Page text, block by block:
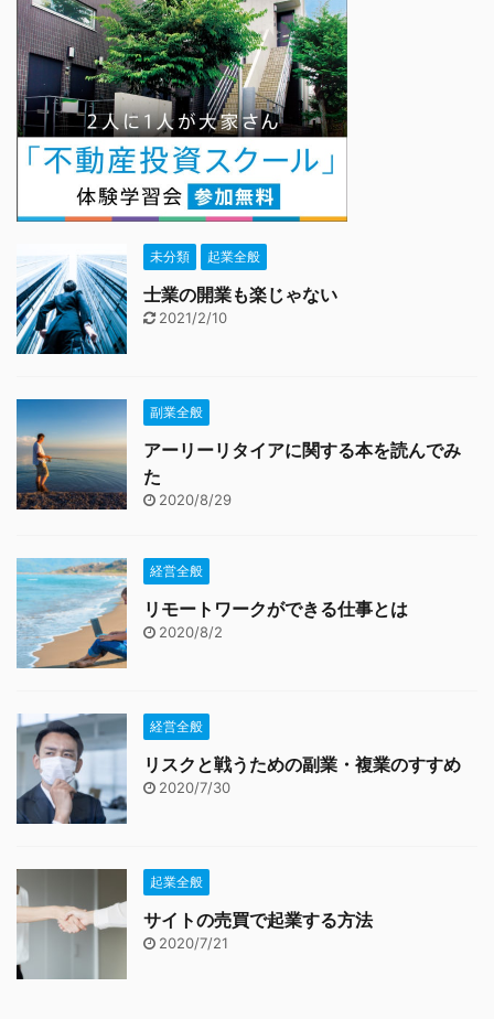
未分類 起業全般
士業の開業も楽じゃない
2021/2/10
副業全般
アーリーリタイアに関する本を読んでみ
た
2020/8/29
経営全般
リモートワークができる仕事とは
2020/8/2
経営全般
リスクと戦うための副業・複業のすすめ
2020/7/30
起業全般
サイトの売買で起業する方法
2020/7/21